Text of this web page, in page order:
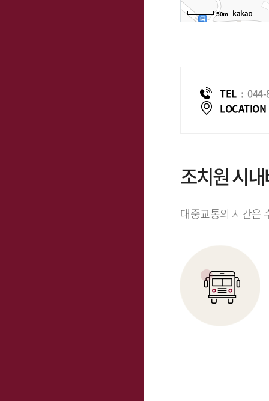
50m
TEL: 044-
LOCATION
조치원 시
대중교통의 시간은